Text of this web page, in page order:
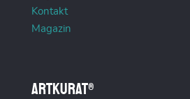
Kontakt
Magazin
ARTKURAT®